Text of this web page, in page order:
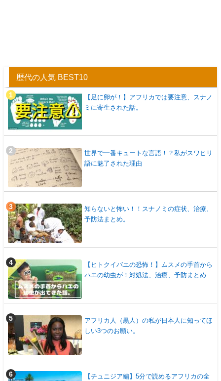
歴代の人気 BEST10
【足に卵が！】アフリカでは要注意、スナノ
ミに寄生された話。
世界で一番キュートな言語！？私がスワヒリ
語に魅了された理由
知らないと怖い！！スナノミの症状、治療、
予防法まとめ。
【ヒトクイバエの恐怖！】ムスメの手首から
ハエの幼虫が！対処法、治療、予防まとめ
アフリカ人（黒人）の私が日本人に知ってほ
しい3つのお願い。
【チュニジア編】5分で読めるアフリカの全